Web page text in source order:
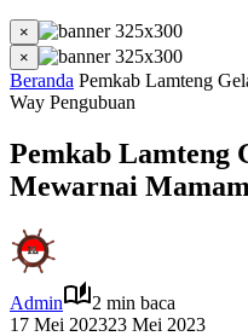
×
×
Beranda Pemkab Lamteng
Way Pengubuan
Pemkab Lamteng
Mewarnai
Admin
2 min baca
17 Mei 202323 Mei 2023